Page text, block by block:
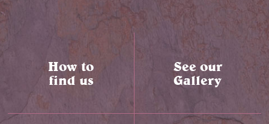
How to
find us
See our
Gallery